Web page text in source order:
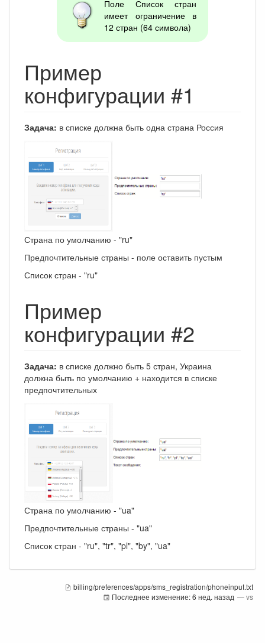
Поле Список стран
имеет ограничение в
12 стран (64 символа)
Пример
конфигурации #1
Задача: в списке должна быть одна страна Россия
Страна по умолчанию - "ru"
Предпочтительные страны - поле оставить пустым
Список стран - "ru"
Пример
конфигурации #2
Задача: в списке должно быть 5 стран, Украина
должна быть по умолчанию + находится в списке
предпочтительных
Страна по умолчанию - "ua"
Предпочтительные страны - "ua"
Список стран - "ru", "tr", "pl", "by", "ua"
billing/preferences/apps/sms_registration/phoneinput.txt
Последнее изменение:6 нед. назад —vs